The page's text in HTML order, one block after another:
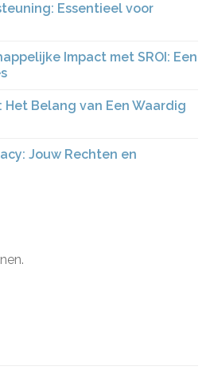
Essentieel voor
Impact met SROI: Een
Belang van Een Waardig
Jouw Rechten en